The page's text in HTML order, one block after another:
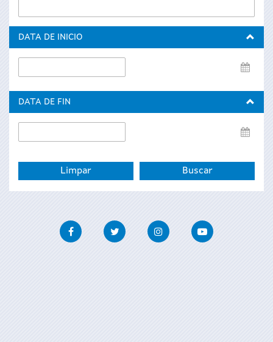
DATA DE INICIO
de
DATA DE FIN
de
FacebookTwitter InstagramYoutube